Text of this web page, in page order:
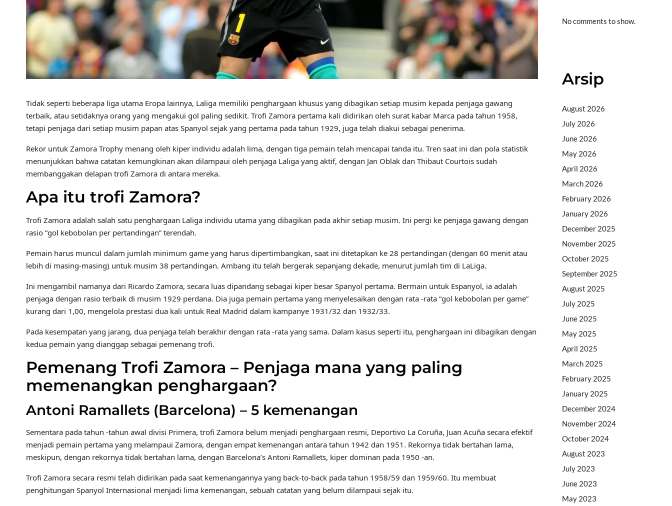
Tidak seperti beberapa liga utama Eropa lainnya, Laliga memiliki penghargaan khusus yang dibagikan setiap musim kepada penjaga gawang
terbaik, atau setidaknya orang yang mengakui gol paling sedikit. Trofi Zamora pertama kali didirikan oleh surat kabar Marca pada tahun 1958,
tetapi penjaga dari setiap musim papan atas Spanyol sejak yang pertama pada tahun 1929, juga telah diakui sebagai penerima.
Rekor untuk Zamora Trophy menang oleh kiper individu adalah lima, dengan tiga pemain telah mencapai tanda itu. Tren saat ini dan pola statistik
menunjukkan bahwa catatan kemungkinan akan dilampaui oleh penjaga Laliga yang aktif, dengan Jan Oblak dan Thibaut Courtois sudah
membanggakan delapan trofi Zamora di antara mereka.
Apa itu trofi Zamora?
Trofi Zamora adalah salah satu penghargaan Laliga individu utama yang dibagikan pada akhir setiap musim. Ini pergi ke penjaga gawang dengan
rasio “gol kebobolan per pertandingan” terendah.
Pemain harus muncul dalam jumlah minimum game yang harus dipertimbangkan, saat ini ditetapkan ke 28 pertandingan (dengan 60 menit atau
lebih di masing-masing) untuk musim 38 pertandingan. Ambang itu telah bergerak sepanjang dekade, menurut jumlah tim di LaLiga.
Ini mengambil namanya dari Ricardo Zamora, secara luas dipandang sebagai kiper besar Spanyol pertama. Bermain untuk Espanyol, ia adalah
penjaga dengan rasio terbaik di musim 1929 perdana. Dia juga pemain pertama yang menyelesaikan dengan rata -rata “gol kebobolan per game”
kurang dari 1,00, mengelola prestasi dua kali untuk Real Madrid dalam kampanye 1931/32 dan 1932/33.
Pada kesempatan yang jarang, dua penjaga telah berakhir dengan rata -rata yang sama. Dalam kasus seperti itu, penghargaan ini dibagikan dengan
kedua pemain yang dianggap sebagai pemenang trofi.
Pemenang Trofi Zamora – Penjaga mana yang paling
memenangkan penghargaan?
Antoni Ramallets (Barcelona) – 5 kemenangan
Sementara pada tahun -tahun awal divisi Primera, trofi Zamora belum menjadi penghargaan resmi, Deportivo La Coruña, Juan Acuña secara efektif
menjadi pemain pertama yang melampaui Zamora, dengan empat kemenangan antara tahun 1942 dan 1951. Rekornya tidak bertahan lama,
meskipun, dengan rekornya tidak bertahan lama, dengan Barcelona’s Antoni Ramallets, kiper dominan pada 1950 -an.
Trofi Zamora secara resmi telah didirikan pada saat kemenangannya yang back-to-back pada tahun 1958/59 dan 1959/60. Itu membuat
penghitungan Spanyol Internasional menjadi lima kemenangan, sebuah catatan yang belum dilampaui sejak itu.
No comments to show.
Arsip
August 2026
July 2026
June 2026
May 2026
April 2026
March 2026
February 2026
January 2026
December 2025
November 2025
October 2025
September 2025
August 2025
July 2025
June 2025
May 2025
April 2025
March 2025
February 2025
January 2025
December 2024
November 2024
October 2024
August 2023
July 2023
June 2023
May 2023